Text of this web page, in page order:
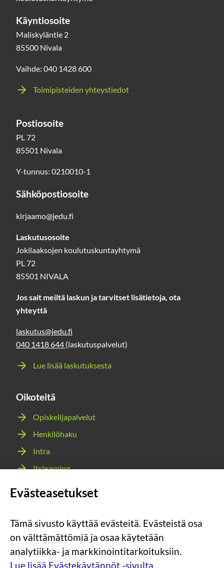
Käyntiosoite
Maliskyläntie 2
85500 Nivala
Vaihde: 040 1428 600
Toimipisteiden yhteystiedot
Postiosoite
PL 72
85501 Nivala
Y-tunnus: 0210010-1
Sähköpostiosoite
kirjaamo@jedu.fi
Laskutusosoite
Jokilaaksojen koulutuskuntayhtymä
PL 72
85501 NIVALA
Jos sait meiltä laskun ja tarvitset lisätietoja, ota
yhteyttä
laskutus@jedu.fi
040 1418 644 (laskutuspalvelut)
Lue lisää laskutuksesta
Oikoteitä
Opiskelijapalvelut
Henkilöhaku
Intra
Itslearning
Sosiaalinen
media:
instagram
Sosiaalinen
media:
facebook
Sosiaalinen
media:
youtube
Sosiaalinen
media:
snapchat
Evästeasetukset
Tämä sivusto käyttää evästeitä. Evästeistä osa
on välttämättömiä ja osaa käytetään
analytiikka- ja markkinointitarkoituksiin.
Lue lisää Evästekäytännöt -sivulta.